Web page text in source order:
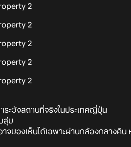
ระวังสถานที่จริงในประเทศญี่ปุ่น
สุ่ม
จมองเห็นได้เฉพาะผ่านกล้องกลางคื